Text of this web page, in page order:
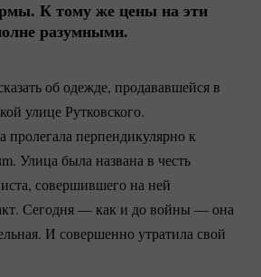
К тому же цены на эти
разумными.
об одежде, продававшейся в
улице Рутковского.
пролегала перпендикулярно к
Улица была названа в честь
совершившего на ней
Сегодня — как и до войны — она
И совершенно утратила свой